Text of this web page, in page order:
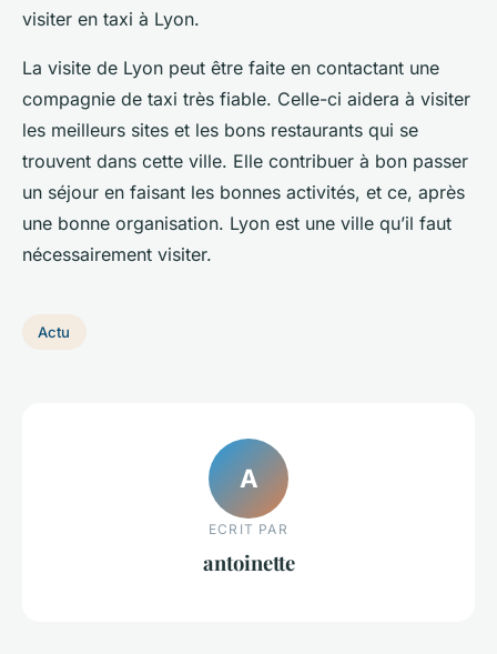
visiter en taxi à Lyon.
La visite de Lyon peut être faite en contactant une
compagnie de taxi très fiable. Celle-ci aidera à visiter
les meilleurs sites et les bons restaurants qui se
trouvent dans cette ville. Elle contribuer à bon passer
un séjour en faisant les bonnes activités, et ce, après
une bonne organisation. Lyon est une ville qu’il faut
nécessairement visiter.
Actu
A
ECRIT PAR
antoinette